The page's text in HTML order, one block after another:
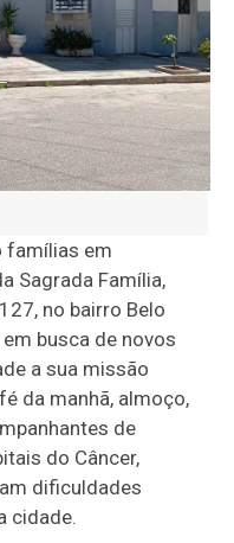
famílias em
Sagrada Família,
no bairro Belo
busca de novos
a sua missão
da manhã, almoço,
de
do Câncer,
dificuldades
cidade.